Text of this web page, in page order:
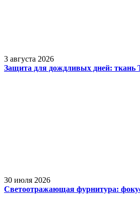
3 августа 2026
Защита для дождливых дней: ткань
30 июля 2026
Светоотражающая фурнитура: фокус